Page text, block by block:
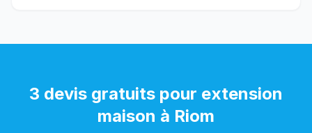
3 devis gratuits pour extension
maison à Riom